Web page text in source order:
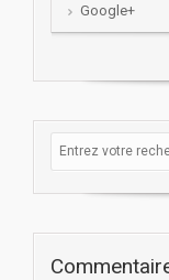
Google+